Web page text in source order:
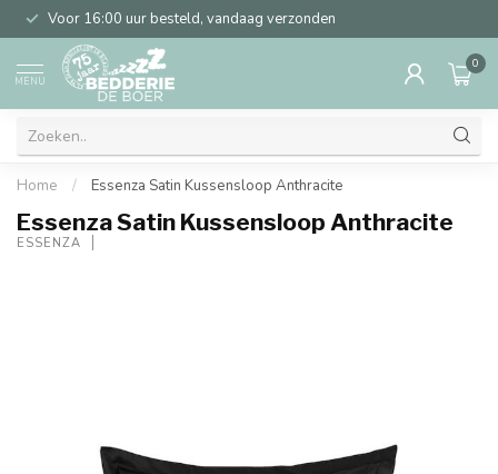
Voor 16:00 uur besteld, vandaag verzonden
MENU
0
Home / Essenza Satin Kussensloop Anthracite
Essenza Satin Kussensloop Anthracite
ESSENZA